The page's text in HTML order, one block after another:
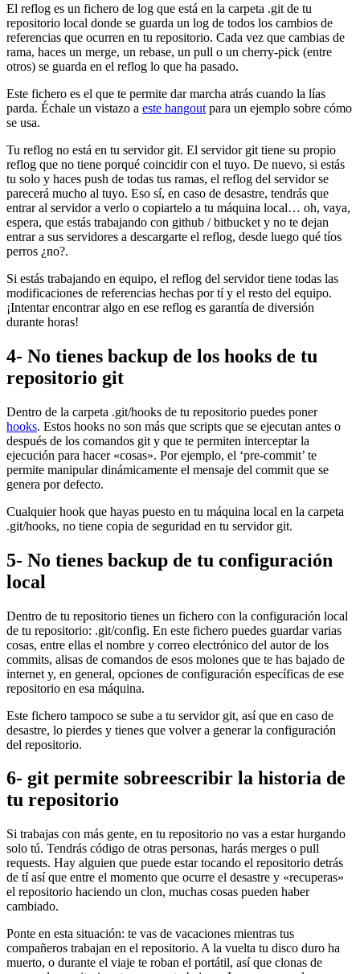
El reflog es un fichero de log que está en la carpeta .git de tu
repositorio local donde se guarda un log de todos los cambios de
referencias que ocurren en tu repositorio. Cada vez que cambias de
rama, haces un merge, un rebase, un pull o un cherry-pick (entre
otros) se guarda en el reflog lo que ha pasado.
Este fichero es el que te permite dar marcha atrás cuando la lías
parda. Échale un vistazo a este hangout para un ejemplo sobre cómo
se usa.
Tu reflog no está en tu servidor git. El servidor git tiene su propio
reflog que no tiene porqué coincidir con el tuyo. De nuevo, si estás
tu solo y haces push de todas tus ramas, el reflog del servidor se
parecerá mucho al tuyo. Eso sí, en caso de desastre, tendrás que
entrar al servidor a verlo o copiartelo a tu máquina local… oh, vaya,
espera, que estás trabajando con github / bitbucket y no te dejan
entrar a sus servidores a descargarte el reflog, desde luego qué tíos
perros ¿no?.
Si estás trabajando en equipo, el reflog del servidor tiene todas las
modificaciones de referencias hechas por tí y el resto del equipo.
¡Intentar encontrar algo en ese reflog es garantía de diversión
durante horas!
4- No tienes backup de los hooks de tu
repositorio git
Dentro de la carpeta .git/hooks de tu repositorio puedes poner
hooks. Estos hooks no son más que scripts que se ejecutan antes o
después de los comandos git y que te permiten interceptar la
ejecución para hacer «cosas». Por ejemplo, el ‘pre-commit’ te
permite manipular dinámicamente el mensaje del commit que se
genera por defecto.
Cualquier hook que hayas puesto en tu máquina local en la carpeta
.git/hooks, no tiene copia de seguridad en tu servidor git.
5- No tienes backup de tu configuración
local
Dentro de tu repositorio tienes un fichero con la configuración local
de tu repositorio: .git/config. En este fichero puedes guardar varias
cosas, entre ellas el nombre y correo electrónico del autor de los
commits, alisas de comandos de esos molones que te has bajado de
internet y, en general, opciones de configuración específicas de ese
repositorio en esa máquina.
Este fichero tampoco se sube a tu servidor git, así que en caso de
desastre, lo pierdes y tienes que volver a generar la configuración
del repositorio.
6- git permite sobreescribir la historia de
tu repositorio
Si trabajas con más gente, en tu repositorio no vas a estar hurgando
solo tú. Tendrás código de otras personas, harás merges o pull
requests. Hay alguien que puede estar tocando el repositorio detrás
de tí así que entre el momento que ocurre el desastre y «recuperas»
el repositorio haciendo un clon, muchas cosas pueden haber
cambiado.
Ponte en esta situación: te vas de vacaciones mientras tus
compañeros trabajan en el repositorio. A la vuelta tu disco duro ha
muerto, o durante el viaje te roban el portátil, así que clonas de